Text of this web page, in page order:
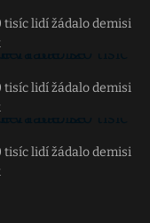
tisíc lidí žádalo demisi
tisíc lidí žádalo demisi
tisíc lidí žádalo demisi